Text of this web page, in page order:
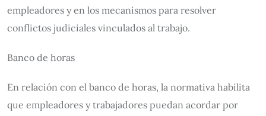
empleadores y en los mecanismos para resolver
conflictos judiciales vinculados al trabajo.
Banco de horas
En relación con el banco de horas, la normativa habilita
que empleadores y trabajadores puedan acordar por